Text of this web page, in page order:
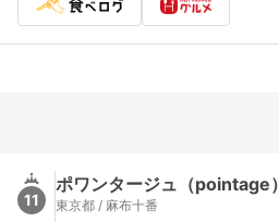
11
ポワンタージュ（pointage）
東京都 / 麻布十番